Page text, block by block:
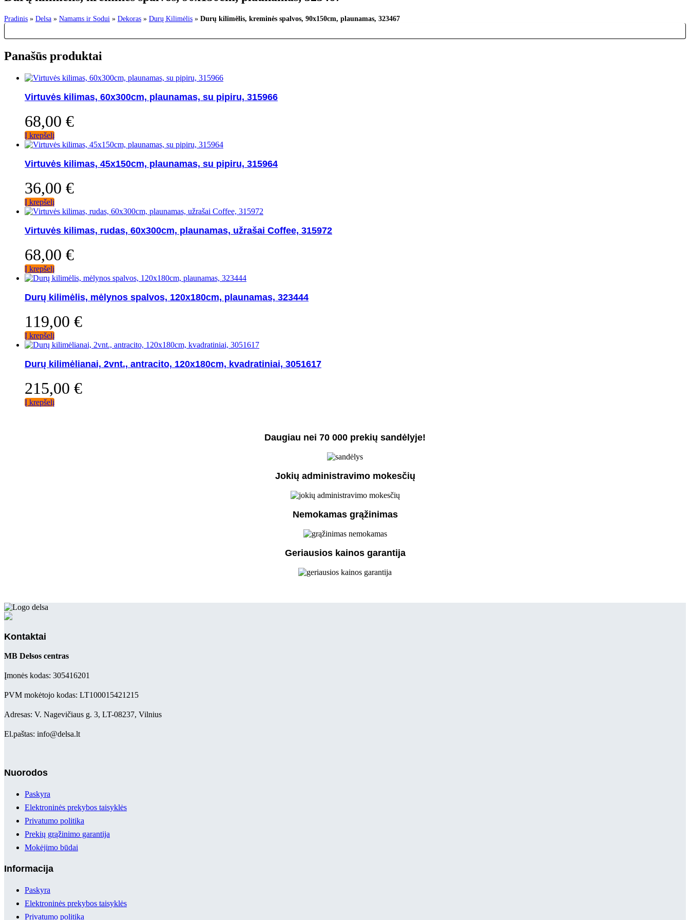
Pradinis » Delsa » Namams ir Sodui » Dekoras » Durų Kilimėlis » Durų kilimėlis, kreminės spalvos, 90x150cm, plaunamas, 323467
Panašūs produktai
Virtuvės kilimas, 60x300cm, plaunamas, su pipiru, 315966
68,00 €
Į krepšelį
Virtuvės kilimas, 45x150cm, plaunamas, su pipiru, 315964
36,00 €
Į krepšelį
Virtuvės kilimas, rudas, 60x300cm, plaunamas, užrašai Coffee, 315972
68,00 €
Į krepšelį
Durų kilimėlis, mėlynos spalvos, 120x180cm, plaunamas, 323444
119,00 €
Į krepšelį
Durų kilimėlianai, 2vnt., antracito, 120x180cm, kvadratiniai, 3051617
215,00 €
Į krepšelį
Daugiau nei 70 000 prekių sandėlyje!
Jokių administravimo mokesčių
Nemokamas grąžinimas
Geriausios kainos garantija
Kontaktai
MB Delsos centras
Įmonės kodas: 305416201
PVM mokėtojo kodas: LT100015421215
Adresas: V. Nagevičiaus g. 3, LT-08237, Vilnius
El.paštas: info@delsa.lt
Nuorodos
Paskyra
Elektroninės prekybos taisyklės
Privatumo politika
Prekių grąžinimo garantija
Mokėjimo būdai
Informacija
Paskyra
Elektroninės prekybos taisyklės
Privatumo politika